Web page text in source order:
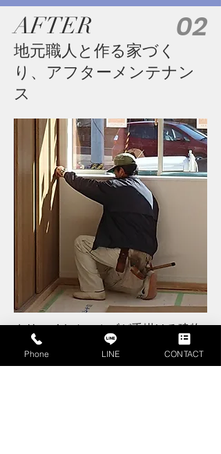
地元職人と作る家づく
り、アフターメンテナン
ス
02
AFTER
クリエイトホームズが手掛ける建物
は、地元の職人さんによって支えら
れております。
Phone LINE CONTACT